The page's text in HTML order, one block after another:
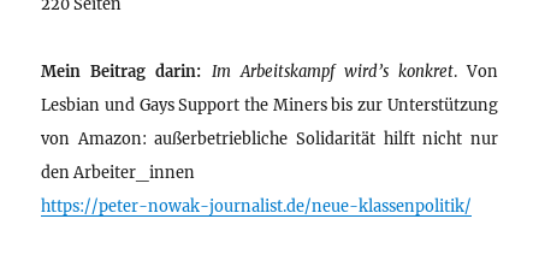
220 Seiten
Mein Beitrag darin: Im Arbeitskampf wird’s konkret. Von
Lesbian und Gays Support the Miners bis zur Unterstützung
von Amazon: außerbetriebliche Solidarität hilft nicht nur
den Arbeiter_innen
https://peter-nowak-journalist.de/neue-klassenpolitik/